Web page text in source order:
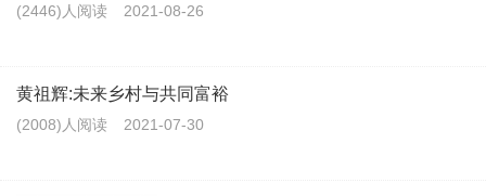
(2446)人阅读 2021-08-26
黄祖辉:未来乡村与共同富裕
(2008)人阅读 2021-07-30